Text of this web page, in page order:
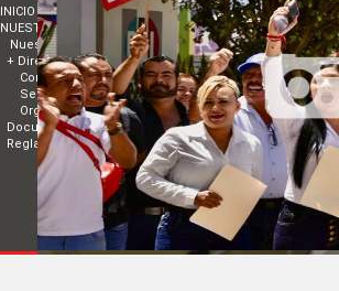
INICIO
NUESTRO PARTIDO
Nuestro Presidente
+ Directorios
Comité Estatal de Nayarit
Sectores
Organismos Políticos
Documentos básicos
Reglamentos
MUNICIPIOS
ESTRADOS
Convocatorias
Acuerdos
TRANSPARENCIA
EVENTOS
COMITÉ DIRECTIVO ESTATAL DE
© 2014 Todos los derechos reservados|